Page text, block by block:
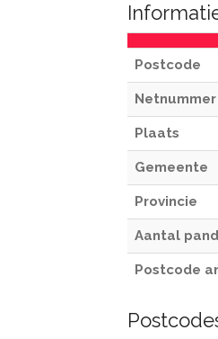
Postcode
Plaats
Gemeente
Provincie
Aantal
Postcode